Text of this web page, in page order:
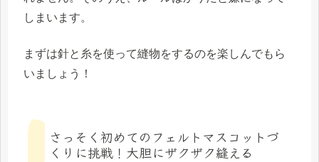
しまいます。
まずは針と糸を使って縫物をするのを楽しんでもら
いましょう！
さっそく初めてのフェルトマスコットづ
くりに挑戦！大胆にザクザク縫える